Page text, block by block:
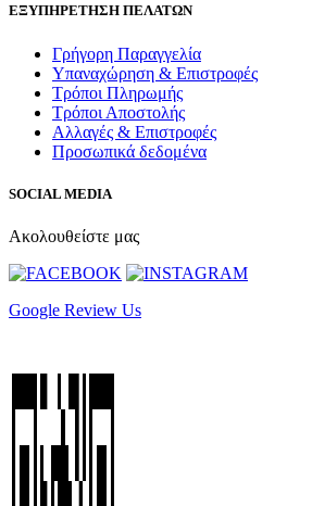
ΕΞΥΠΗΡΕΤΗΣΗ ΠΕΛΑΤΩΝ
Γρήγορη Παραγγελία
Υπαναχώρηση & Επιστροφές
Τρόποι Πληρωμής
Τρόποι Αποστολής
Αλλαγές & Επιστροφές
Προσωπικά δεδομένα
SOCIAL MEDIA
Ακολουθείστε μας
Google Review Us